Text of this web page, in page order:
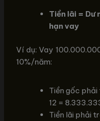
Tiền lãi = Dư
hạn vay
Ví dụ: Vay
10%/năm:
Tiền gốc
12 =
Tiền lãi phải